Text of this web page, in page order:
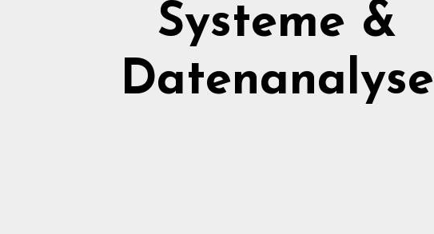
Systeme &
Datenanalyse